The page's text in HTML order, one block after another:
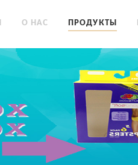
О НАС ПРОДУКТЫ